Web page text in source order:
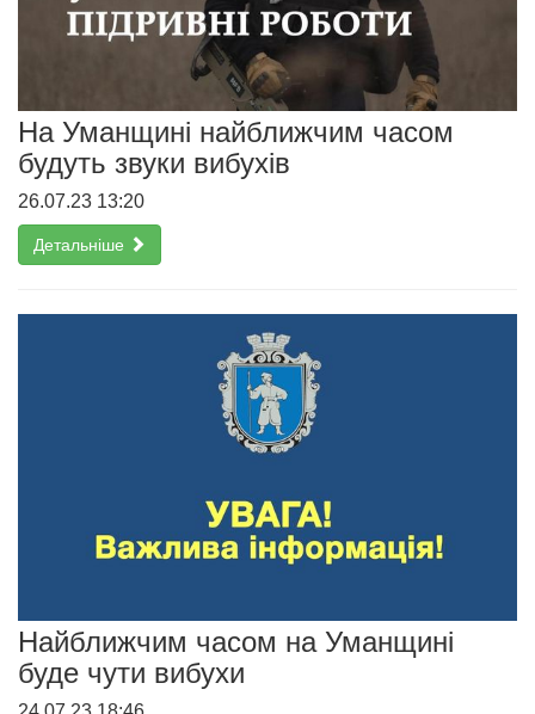
На Уманщині найближчим часом
будуть звуки вибухів
26.07.23 13:20
Детальніше
Найближчим часом на Уманщині
буде чути вибухи